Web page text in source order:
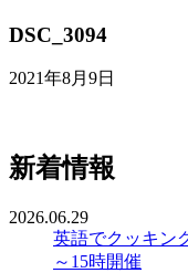
DSC_3094
2021年8月9日
新着情報
2026.06.29
英語でクッキン
～15時開催